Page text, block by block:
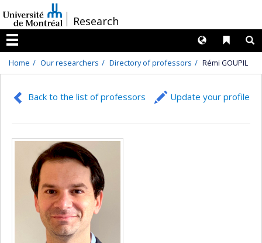
au
contenu
/Research
Menu
Liens
Langues
Home Our researchers Directory of professors Rémi GOUPIL
Back to the list of professors Update your profile